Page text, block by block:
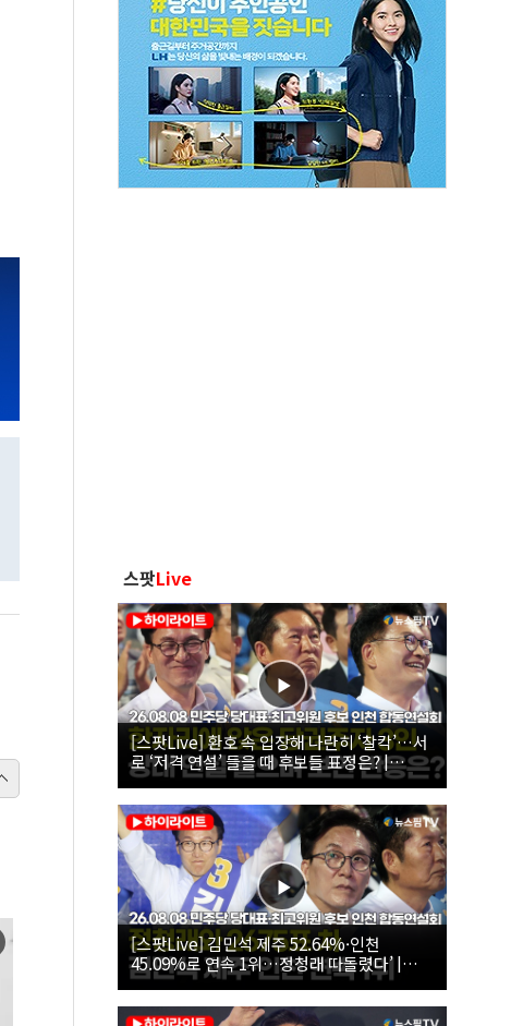
스팟Live
[스팟Live] 환호 속 입장해 나란히 ‘찰칵’…서
로 ‘저격 연설’ 들을 때 후보들 표정은? |
26.08.08 더불어민주당 당대표·최고위원 후
보 인천 합동연설회
[스팟Live] 김민석 제주 52.64%·인천
45.09%로 연속 1위…정청래 따돌렸다’ |
26.08.08 더불어민주당 당대표·최고위원 후
보 인천 합동연설회